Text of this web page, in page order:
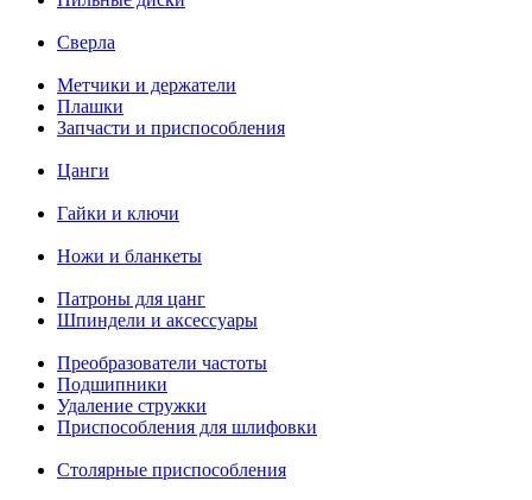
Сверла
Метчики и держатели
Плашки
Запчасти и приспособления
Цанги
Гайки и ключи
Ножи и бланкеты
Патроны для цанг
Шпиндели и аксессуары
Преобразователи частоты
Подшипники
Удаление стружки
Приспособления для шлифовки
Столярные приспособления